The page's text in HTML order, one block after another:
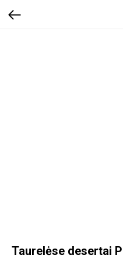
Taurelėse desertai